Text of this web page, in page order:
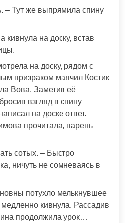
– Тут же выпрямила спину
кивнула на доску, встав
на доску, рядом с
призраком маячил Костик
Вова. Заметив её
взгляд в спину
на доске ответ.
прочитала, парень
сотых. – Быстро
ничуть не сомневаясь в
потухло мелькнувшее
кивнула. Рассадив
продолжила урок…